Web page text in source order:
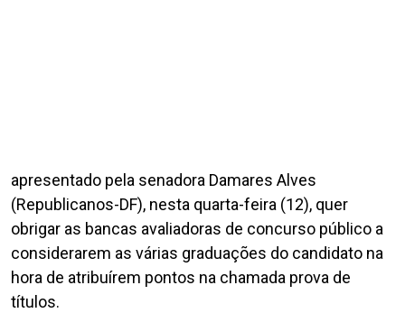
apresentado pela senadora Damares Alves
(Republicanos-DF), nesta quarta-feira (12), quer
obrigar as bancas avaliadoras de concurso público a
considerarem as várias graduações do candidato na
hora de atribuírem pontos na chamada prova de
títulos.